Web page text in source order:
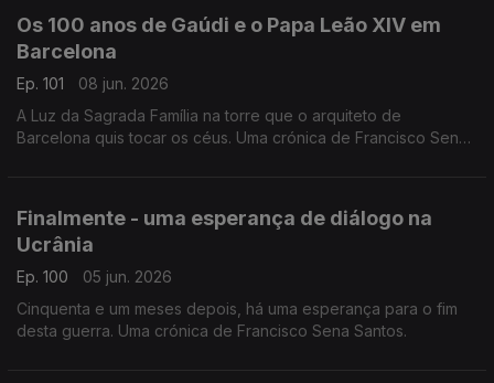
Os 100 anos de Gaúdi e o Papa Leão XIV em
Barcelona
Ep. 101
08 jun. 2026
A Luz da Sagrada Família na torre que o arquiteto de
Barcelona quis tocar os céus. Uma crónica de Francisco Sena
Finalmente - uma esperança de diálogo na
Ucrânia
Ep. 100
05 jun. 2026
Cinquenta e um meses depois, há uma esperança para o fim
desta guerra. Uma crónica de Francisco Sena Santos.